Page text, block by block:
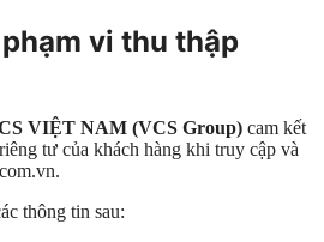
vi thu thập
VIỆT NAM (VCS Group) cam kết
tư của khách hàng khi truy cập và
thông tin sau: